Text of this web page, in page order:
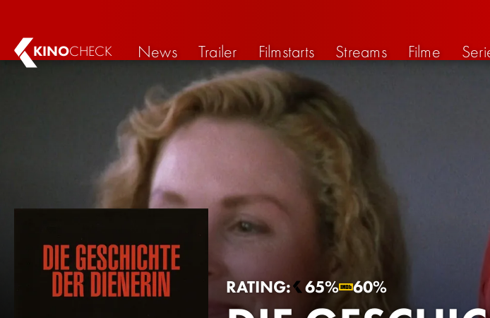
KINOCHECK News Trailer Filmstarts Streams Filme
RATING: 65% 60%